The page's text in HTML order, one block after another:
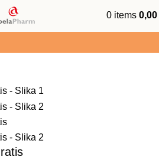
0 items 0,00
preko 25 EUR - BOX NOW je